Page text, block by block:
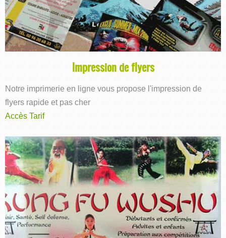
Impression de flyers
Notre imprimerie en ligne vous propose l'impression de
flyers rapide et pas cher
Accès Tarif